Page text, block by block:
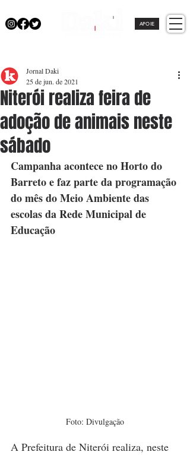
APOIE
Niterói realiza feira de
adoção de animais neste
sábado
Jornal Daki
25 de jun. de 2021
Campanha acontece no Horto do
Barreto e faz parte da programação
do mês do Meio Ambiente das
escolas da Rede Municipal de
Educação
Foto: Divulgação
A Prefeitura de Niterói realiza, neste